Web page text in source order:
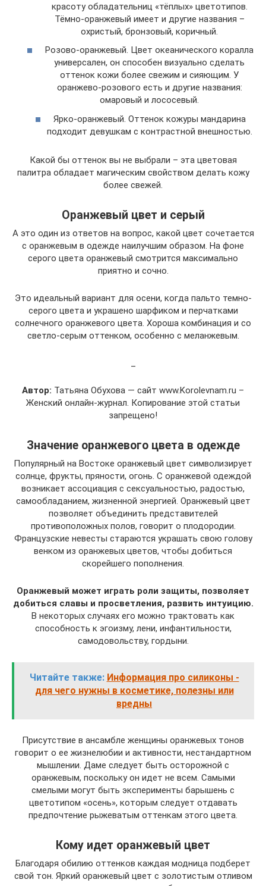
красоту обладательниц «тёплых» цветотипов.
Тёмно-оранжевый имеет и другие названия –
охристый, бронзовый, коричный.
Розово-оранжевый. Цвет океанического коралла
универсален, он способен визуально сделать
оттенок кожи более свежим и сияющим. У
оранжево-розового есть и другие названия:
омаровый и лососевый.
Ярко-оранжевый. Оттенок кожуры мандарина
подходит девушкам с контрастной внешностью.
Какой бы оттенок вы не выбрали – эта цветовая
палитра обладает магическим свойством делать кожу
более свежей.
Оранжевый цвет и серый
А это один из ответов на вопрос, какой цвет сочетается
с оранжевым в одежде наилучшим образом. На фоне
серого цвета оранжевый смотрится максимально
приятно и сочно.
Это идеальный вариант для осени, когда пальто темно-
серого цвета и украшено шарфиком и перчатками
солнечного оранжевого цвета. Хороша комбинация и со
светло-серым оттенком, особенно с меланжевым.
Автор: Татьяна Обухова — сайт www.Korolevnam.ru –
Женский онлайн-журнал. Копирование этой статьи
запрещено!
Значение оранжевого цвета в одежде
Популярный на Востоке оранжевый цвет символизирует
солнце, фрукты, пряности, огонь. С оранжевой одеждой
возникает ассоциация с сексуальностью, радостью,
самообладанием, жизненной энергией. Оранжевый цвет
позволяет объединить представителей
противоположных полов, говорит о плодородии.
Французские невесты стараются украшать свою голову
венком из оранжевых цветов, чтобы добиться
скорейшего пополнения.
Оранжевый может играть роли защиты, позволяет
добиться славы и просветления, развить интуицию.
В некоторых случаях его можно трактовать как
способность к эгоизму, лени, инфантильности,
самодовольству, гордыни.
Читайте также: Информация про силиконы -
для чего нужны в косметике, полезны или
вредны
Присутствие в ансамбле женщины оранжевых тонов
говорит о ее жизнелюбии и активности, нестандартном
мышлении. Даме следует быть осторожной с
оранжевым, поскольку он идет не всем. Самыми
смелыми могут быть эксперименты барышень с
цветотипом «осень», которым следует отдавать
предпочтение рыжеватым оттенкам этого цвета.
Кому идет оранжевый цвет
Благодаря обилию оттенков каждая модница подберет
свой тон. Яркий оранжевый цвет с золотистым отливом